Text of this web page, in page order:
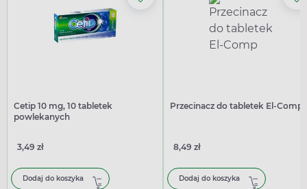
Cetip 10 mg, 10 tabletek
powlekanych
3,49 zł
Dodaj do koszyka
Przecinacz do tabletek El-Comp
8,49 zł
Dodaj do koszyka